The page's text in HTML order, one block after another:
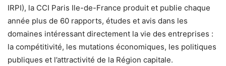
IRPI), la CCI Paris Ile-de-France produit et publie chaque
année plus de 60 rapports, études et avis dans les
domaines intéressant directement la vie des entreprises :
la compétitivité, les mutations économiques, les politiques
publiques et l’attractivité de la Région capitale.